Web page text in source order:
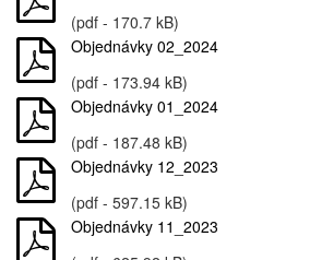
(pdf - 170.7 kB)
Objednávky 02_2024
(pdf - 173.94 kB)
Objednávky 01_2024
(pdf - 187.48 kB)
Objednávky 12_2023
(pdf - 597.15 kB)
Objednávky 11_2023